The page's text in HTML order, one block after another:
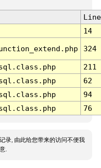
Line
14
324
211
62
94
76
录, 由此给您带来的访问不便我
.